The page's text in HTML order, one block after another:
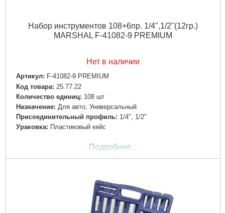
Набор инструментов 108+6пр. 1/4",1/2"(12гр.)
MARSHAL F-41082-9 PREMIUM
Нет в наличии
Артикул: F-41082-9 PREMIUM
Код товара: 25.77.22
Количество единиц: 108 шт
Назначение: Для авто, Универсальный
Пpиcoeдинитeльный пpoфиль: 1/4", 1/2"
Ураковка: Пластиковый кейс
Подробнее...